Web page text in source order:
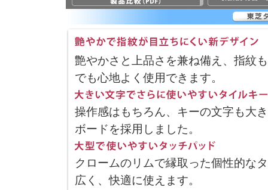
艶やかさと上品さを兼ね備え、指紋
でも心地よく使用できます。
操作感はもちろん、キーの文字も大
ボードを採用しました。
クロームのリムで縁取った個性的な
広く、快適に使えます。